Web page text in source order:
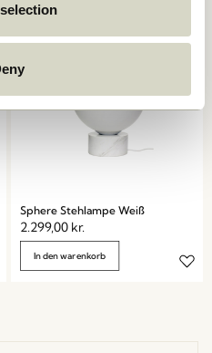
Sphere Stehlampe Weiß
2.299,00 kr.
In den warenkorb